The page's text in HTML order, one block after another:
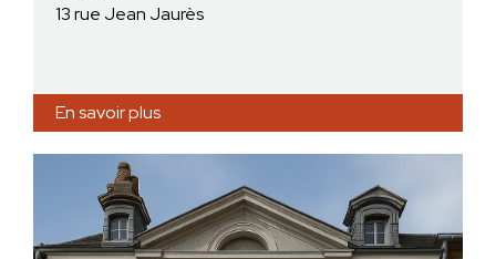
13 rue Jean Jaurès
En savoir plus